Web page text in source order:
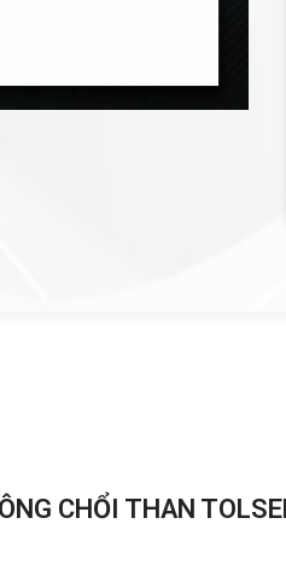
CHỔI THAN